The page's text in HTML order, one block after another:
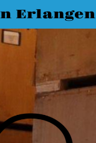
Erlangen